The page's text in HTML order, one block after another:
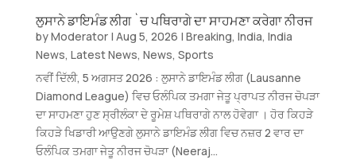
ਲੁਸਾਨੇ ਡਾਇਮੰਡ ਲੀਗ `ਚ ਪਥਿਰਾਗੇ ਦਾ ਸਾਹਮਣਾ ਕਰੇਗਾ ਨੀਰਜ
byModerator| Aug 5, 2026 | Breaking, India, India
News, Latest News, News, Sports
ਨਵੀਂ ਦਿੱਲੀ, 5 ਅਗਸਤ 2026 : ਲੁਸਾਨੇ ਡਾਇਮੰਡ ਲੀਗ (Lausanne
Diamond League) ਵਿਚ ਓਲੰਪਿਕ ਤਮਗਾ ਜੇਤੂ ਪ੍ਰਾਪਤ ਨੀਰਜ ਚੋਪੜਾ
ਦਾ ਸਾਹਮਣਾ ਹੁਣ ਸ੍ਰੀਲੰਕਾ ਦੇ ਰੂਮੇਸ਼ ਪਥਿਰਾਗੇ ਨਾਲ ਹੋਵੇਗਾ । ਹੋਰ ਕਿਹੜੇ
ਕਿਹੜੇ ਖਿਡਾਰੀ ਆਉਣਗੇ ਲੁਸਾਨੇ ਡਾਇਮੰਡ ਲੀਗ ਵਿਚ ਨਜ਼ਰ 2 ਵਾਰ ਦਾ
ਓਲੰਪਿਕ ਤਮਗਾ ਜੇਤੂ ਨੀਰਜ ਚੋਪੜਾ (Neeraj...